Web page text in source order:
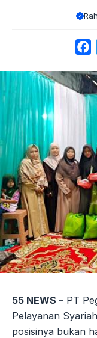
55 NEWS – PT
Pelayanan
posisinya bukan